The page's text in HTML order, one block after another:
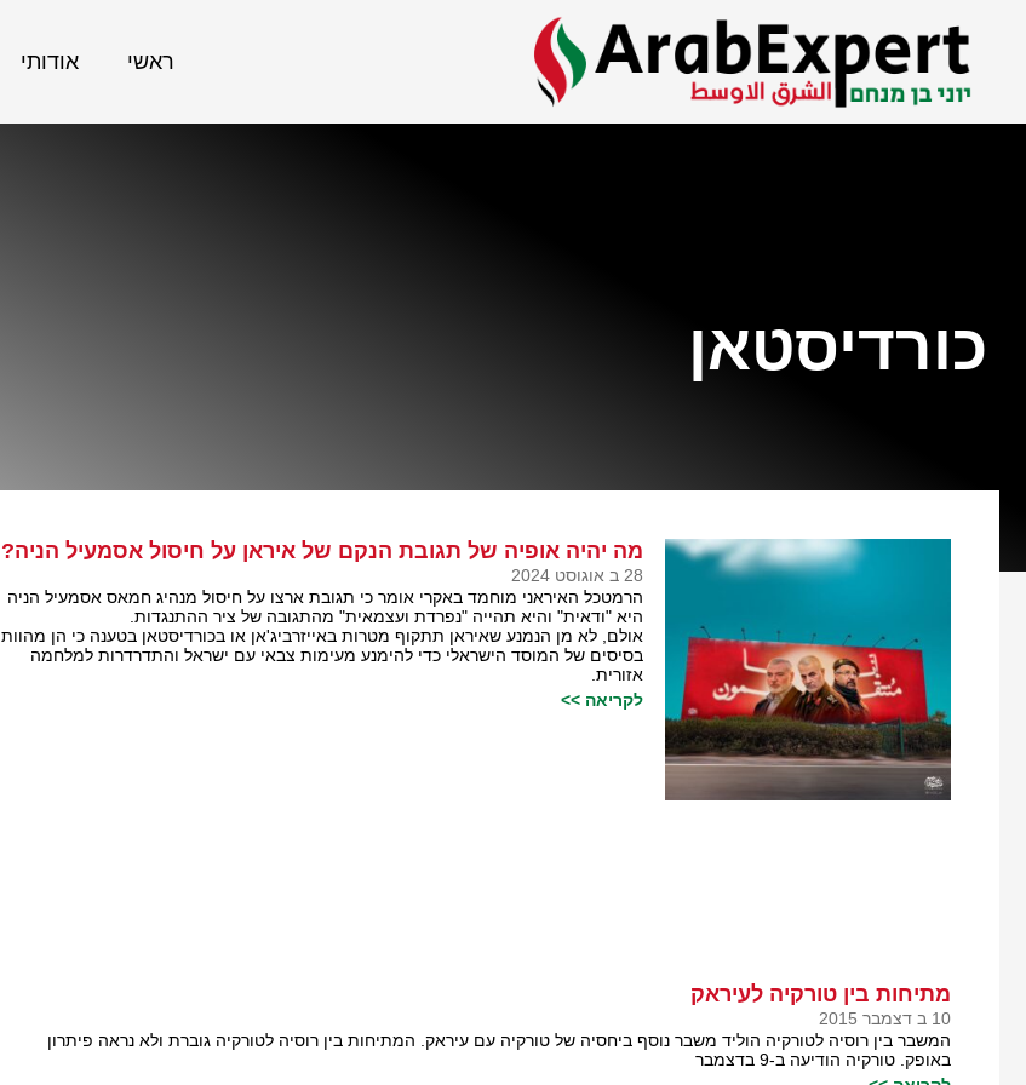
ראשי אודותי
כורדיסטאן
מה יהיה אופיה של תגובת הנקם של איראן על חיסול אסמעיל הניה?
28 ב אוגוסט 2024
הרמטכל האיראני מוחמד באקרי אומר כי תגובת ארצו על חיסול מנהיג חמאס אסמעיל הניה
היא "ודאית" והיא תהייה "נפרדת ועצמאית" מהתגובה של ציר ההתנגדות.
אולם, לא מן הנמנע שאיראן תתקוף מטרות באייזרביג'אן או בכורדיסטאן בטענה כי הן מהוות
בסיסים של המוסד הישראלי כדי להימנע מעימות צבאי עם ישראל והתדרדרות למלחמה
אזורית.
לקריאה >>
מתיחות בין טורקיה לעיראק
10 ב דצמבר 2015
המשבר בין רוסיה לטורקיה הוליד משבר נוסף ביחסיה של טורקיה עם עיראק. המתיחות בין רוסיה לטורקיה גוברת ולא נראה פיתרון
באופק. טורקיה הודיעה ב-9 בדצמבר